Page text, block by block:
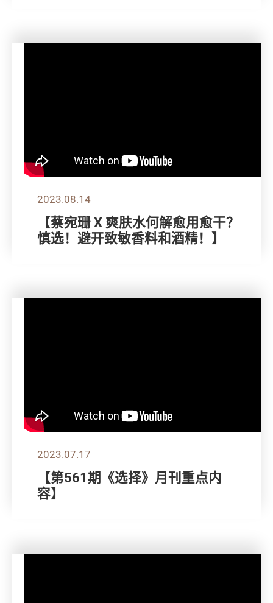
2023.08.14
【蔡宛珊 X 爽肤水何解愈用愈干？
慎选！避开致敏香料和酒精！】
2023.07.17
【第561期《选择》月刊重点内
容】